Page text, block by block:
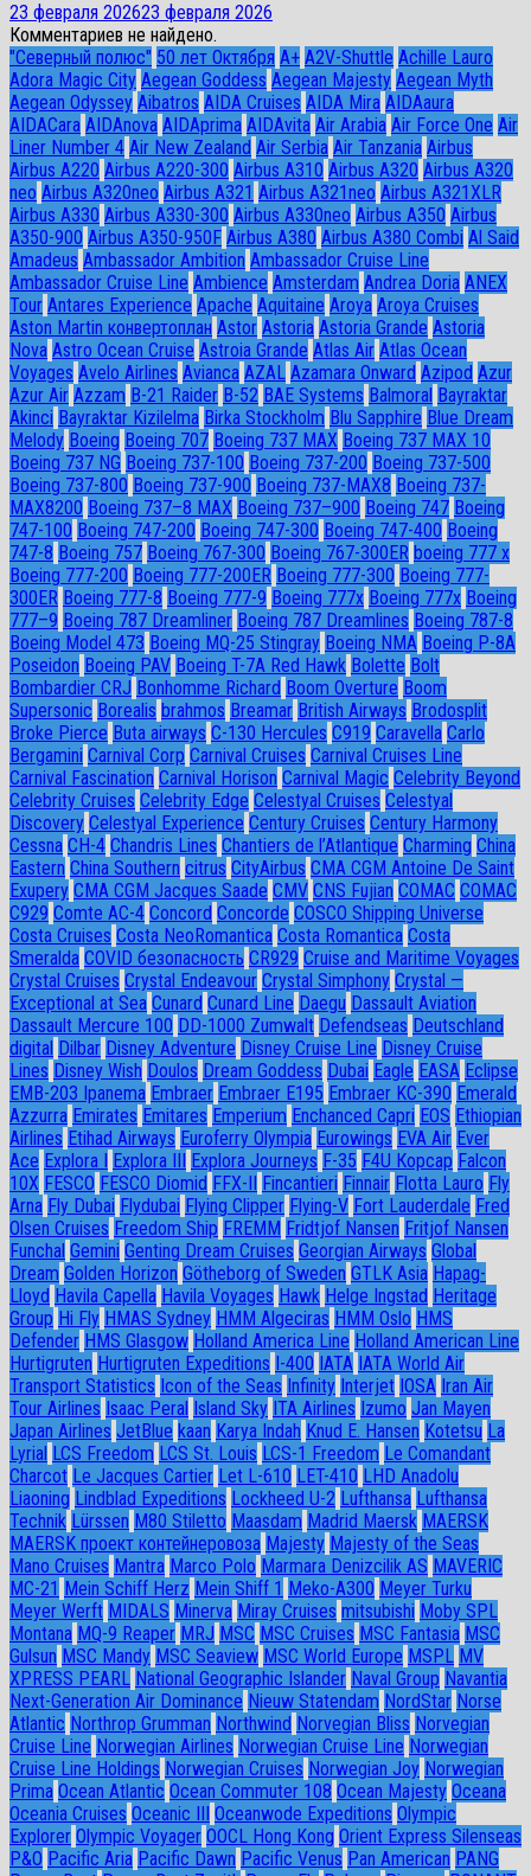
23 февраля 202623 февраля 2026
Комментариев не найдено.
"Северный полюс" 50 лет Октября A+ A2V-Shuttle Achille Lauro
Adora Magic City Aegean Goddess Aegean Majesty Aegean Myth
Aegean Odyssey Aibatros AIDA Cruises AIDA Mira AIDAaura
AIDACara AIDAnova AIDAprima AIDAvita Air Arabia Air Force One Air
Liner Number 4 Air New Zealand Air Serbia Air Tanzania Airbus
Airbus A220 Airbus A220-300 Airbus A310 Airbus A320 Airbus A320
neo Airbus A320neo Airbus A321 Airbus A321neo Airbus A321XLR
Airbus A330 Airbus A330-300 Airbus A330neo Airbus A350 Airbus
A350-900 Airbus A350-950F Airbus A380 Airbus A380 Combi Al Said
Amadeus Ambassador Ambition Ambassador Cruise Line
Ambassador Сruise Line Ambience Amsterdam Andrea Doria ANEX
Tour Antares Experience Apache Aquitaine Aroya Aroya Cruises
Aston Martin конвертоплан Astor Astoria Astoria Grande Astoria
Nova Astro Ocean Cruise Astroia Grande Atlas Air Atlas Ocean
Voyages Avelo Airlines Avianca AZAL Azamara Onward Azipod Azur
Azur Air Azzam B-21 Raider B-52 BAE Systems Balmoral Bayraktar
Akinci Bayraktar Kizilelma Birka Stockholm Blu Sapphire Blue Dream
Melody Boeing Boeing 707 Boeing 737 MAX Boeing 737 MAX 10
Boeing 737 NG Boeing 737-100 Boeing 737-200 Boeing 737-500
Boeing 737-800 Boeing 737-900 Boeing 737-MAX8 Boeing 737-
MAX8200 Boeing 737–8 MAX Boeing 737–900 Boeing 747 Boeing
747-100 Boeing 747-200 Boeing 747-300 Boeing 747-400 Boeing
747-8 Boeing 757 Boeing 767-300 Boeing 767-300ER boeing 777 x
Boeing 777-200 Boeing 777-200ER Boeing 777-300 Boeing 777-
300ER Boeing 777-8 Boeing 777-9 Boeing 777x Boeing 777х Boeing
777–9 Boeing 787 Dreamliner Boeing 787 Dreamlines Boeing 787-8
Boeing Model 473 Boeing MQ-25 Stingray Boeing NMA Boeing P-8A
Poseidon Boeing PAV Boeing T-7A Red Hawk Bolette Bolt
Bombardier CRJ Bonhomme Richard Boom Overture Boom
Supersonic Borealis brahmos Breamar British Airways Brodosplit
Broke Pierce Buta airways C-130 Hercules C919 Caravella Carlo
Bergamini Carnival Corp Carnival Cruises Carnival Cruises Line
Carnival Fascination Carnival Horison Carnival Magic Celebrity Beyond
Celebrity Cruises Celebrity Edge Celestyal Cruises Celestyal
Discovery Celestyal Experience Century Cruises Century Harmony
Cessna CH-4 Chandris Lines Chantiers de l’Atlantique Charming China
Eastern China Southern citrus CityAirbus CMA CGM Antoine De Saint
Exupery CMA CGM Jacques Saade CMV CNS Fujian COMAC COMAC
C929 Comte AC-4 Concord Concorde COSCO Shipping Universe
Costa Cruises Costa NeoRomantica Costa Romantica Costa
Smeralda COVID безопасность CR929 Cruise and Maritime Voyages
Crystal Cruises Crystal Endeavour Crystal Simphony Crystal —
Exceptional at Sea Cunard Cunard Line Daegu Dassault Aviation
Dassault Mercure 100 DD-1000 Zumwalt Defendseas Deutschland
digital Dilbar Disney Adventure Disney Cruise Line Disney Cruise
Lines Disney Wish Doulos Dream Goddess Dubai Eagle EASA Eclipse
EMB-203 Ipanema Embraer Embraer E195 Embraer KC-390 Emerald
Azzurra Emirates Emitares Emperium Enchanced Capri EOS Ethiopian
Airlines Etihad Airways Euroferry Olympia Eurowings EVA Air Ever
Ace Explora I Explora III Explora Journeys F-35 F4U Корсар Falcon
10X FESCO FESCO Diomid FFX-II Fincantieri Finnair Flotta Lauro Fly
Arna Fly Dubai Flydubai Flying Clipper Flying-V Fort Lauderdale Fred
Olsen Cruises Freedom Ship FREMM Fridtjof Nansen Fritjof Nansen
Funchal Gemini Genting Dream Cruises Georgian Airways Global
Dream Golden Horizon Götheborg of Sweden GTLK Asia Hapag-
Lloyd Havila Capella Havila Voyages Hawk Helge Ingstad Heritage
Group Hi Fly HMAS Sydney HMM Algeciras HMM Oslo HMS
Defender HMS Glasgow Holland America Line Holland American Line
Hurtigruten Hurtigruten Expeditions I-400 IATA IATA World Air
Transport Statistics Icon of the Seas Infinity Interjet IOSA Iran Air
Tour Airlines Isaac Peral Island Sky ITA Airlines Izumo Jan Mayen
Japan Airlines JetBlue kaan Karya Indah Knud E. Hansen Kotetsu La
Lyrial LCS Freedom LCS St. Louis LCS-1 Freedom Le Comandant
Charcot Le Jacques Cartier Let L-610 LET-410 LHD Anadolu
Liaoning Lindblad Expeditions Lockheed U-2 Lufthansa Lufthansa
Technik Lürssen M80 Stiletto Maasdam Madrid Maersk MAERSK
MAERSK проект контейнеровоза Majesty Majesty of the Seas
Mano Cruises Mantra Marco Polo Marmara Denizcilik AS MAVERIC
MC-21 Mein Schiff Herz Mein Shiff 1 Meko-A300 Meyer Turku
Meyer Werft MIDALS Minerva Miray Cruises mitsubishi Moby SPL
Montana MQ-9 Reaper MRJ MSC MSC Cruises MSC Fantasia MSC
Gulsun MSC Mandy MSC Seaview MSC World Europe MSPL MV
XPRESS PEARL National Geographic Islander Naval Group Navantia
Next-Generation Air Dominance Nieuw Statendam NordStar Norse
Atlantic Northrop Grumman Northwind Norvegian Bliss Norvegian
Cruise Line Norwegian Airlines Norwegian Cruise Line Norwegian
Cruise Line Holdings Norwegian Cruises Norwegian Joy Norwegian
Prima Ocean Atlantic Ocean Commuter 108 Ocean Majesty Oceana
Oceania Cruises Oceanic III Oceanwode Expeditions Olympic
Explorer Olympic Voyager OOCL Hong Kong Orient Express Silenseas
P&O Pacific Aria Pacific Dawn Pacific Venus Pan American PANG